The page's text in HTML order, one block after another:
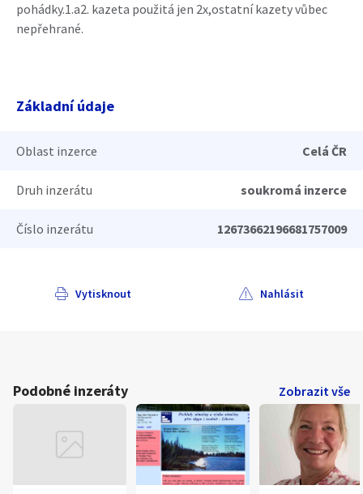
pohádky.1.a2. kazeta použitá jen 2x,ostatní kazety vůbec
nepřehrané.
Základní údaje
Oblast inzerce Celá ČR
Druh inzerátu soukromá inzerce
Číslo inzerátu 12673662196681757009
Vytisknout Nahlásit
Podobné inzeráty Zobrazit vše